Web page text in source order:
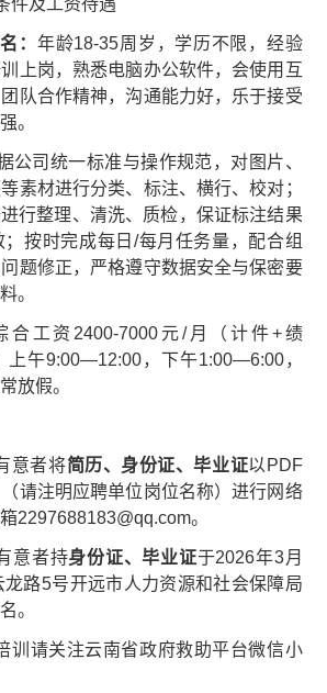
： 年龄18-35周岁，学历不限，经验
上岗，熟悉电脑办公软件，会使用互
队合作精神，沟通能力好，乐于接受
。
公司统一标准与操作规范，对图片、
素材进行分类、标注、横行、校对；
行整理、清洗、质检，保证标注结果
按时完成每日/每月任务量，配合组
题修正，严格遵守数据安全与保密要
。
合工资2400-7000元/月（计件+绩
上午9:00—12:00，下午1:00—6:00，
放假。
意者将简历、身份证、毕业证以PDF
请注明应聘单位岗位名称）进行网络
2297688183@qq.com。
意者持身份证、毕业证于2026年3月
路5号开远市人力资源和社会保障局
。
训请关注云南省政府救助平台微信小